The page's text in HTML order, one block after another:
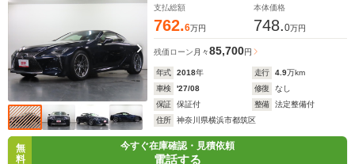
支払総額
762.6万円
本体価格
748.0万円
残価ローン 月々85,700円
年式 2018年 走行 4.9万km
車検
'27/08 修復
なし
保証
保証付 整備
法定整備付
住所
神奈川県横浜市都筑区
無
料
今すぐ在庫確認・見積依頼
電話する